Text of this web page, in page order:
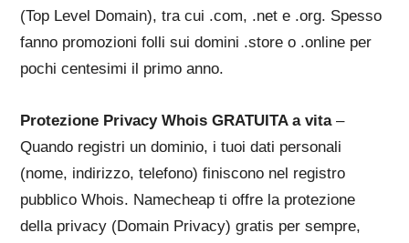
(Top Level Domain), tra cui .com, .net e .org. Spesso
fanno promozioni folli sui domini .store o .online per
pochi centesimi il primo anno.
Protezione Privacy Whois GRATUITA a vita–
Quando registri un dominio, i tuoi dati personali
(nome, indirizzo, telefono) finiscono nel registro
pubblico Whois. Namecheap ti offre la protezione
della privacy (Domain Privacy) gratis per sempre,